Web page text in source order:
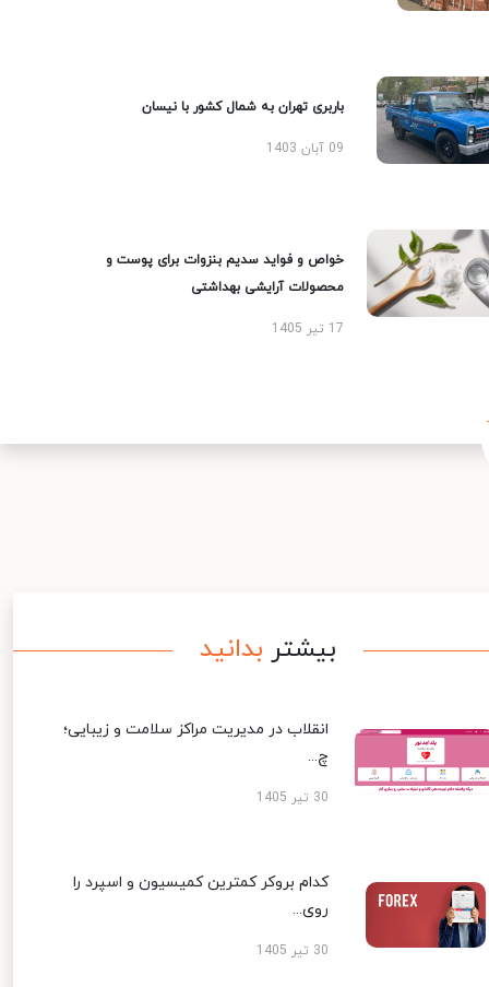
باربری تهران به شمال کشور با نیسان
09 آبان 1403
خواص و فواید سدیم بنزوات برای پوست و
محصولات آرایشی بهداشتی
17 تیر 1405
بیشتر بدانید
انقلاب در مدیریت مراکز سلامت و زیبایی؛
چ...
30 تیر 1405
کدام بروکر کمترین کمیسیون و اسپرد را
روی...
30 تیر 1405